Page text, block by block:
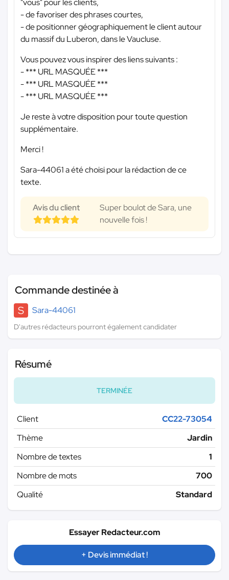
- de favoriser des phrases courtes,
- de positionner géographiquement le client autour
du massif du Luberon, dans le Vaucluse.
Vous pouvez vous inspirer des liens suivants :
-*** URL MASQUÉE ***
-*** URL MASQUÉE ***
-*** URL MASQUÉE ***
Je reste à votre disposition pour toute question
supplémentaire.
Merci !
Sara-44061 a été choisi pour la rédaction de ce
texte.
Avis du client
Super boulot de Sara, une
nouvelle fois !
Commande destinée à
S
Sara-44061
D'autres rédacteurs pourront également candidater
Résumé
TERMINÉE
Client
CC22-73054
Thème
Jardin
Nombre de textes
1
Nombre de mots
700
Qualité
Standard
Essayer Redacteur.com
+ Devis immédiat !